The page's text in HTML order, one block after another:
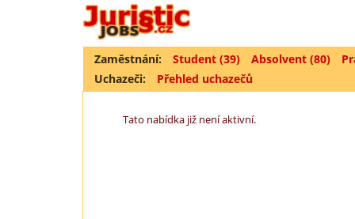
Zaměstnání: Student (39) Absolvent (80)
Uchazeči:
Přehled uchazečů
Tato nabídka již není aktivní.